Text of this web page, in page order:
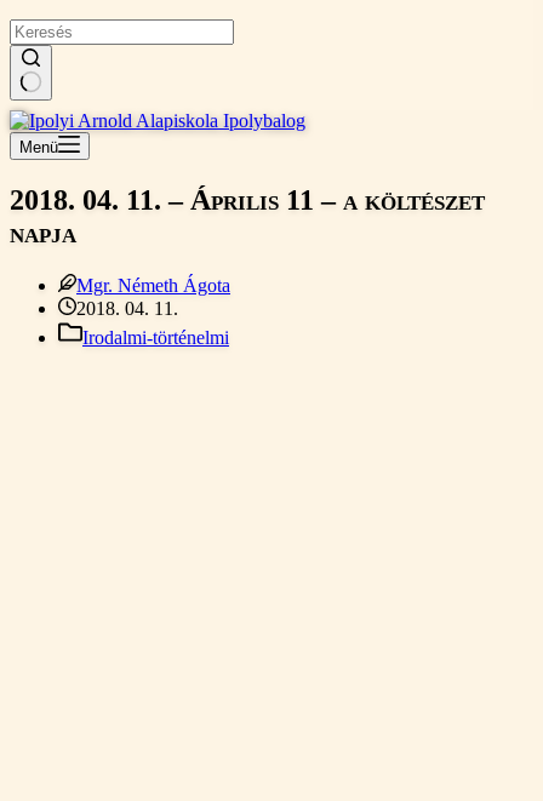
Nincs
találat
Menü
2018. 04. 11. – Április 11 – a költészet
napja
Mgr. Németh Ágota
2018. 04. 11.
Irodalmi-történelmi